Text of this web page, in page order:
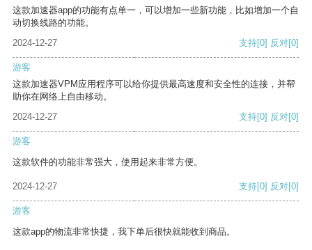
这款加速器app的功能有点单一，可以增加一些新功能，比如增加一个自
动切换线路的功能。
2024-12-27
支持[0] 反对[0]
游客
这款加速器VPM应用程序可以给你提供最高速度和安全性的连接，并帮
助你在网络上自由移动。
2024-12-27
支持[0] 反对[0]
游客
这款软件的功能非常强大，使用起来非常方便。
2024-12-27 支持[0] 反对[0]
游客
这款app的物流非常快捷，我下单后很快就能收到商品。